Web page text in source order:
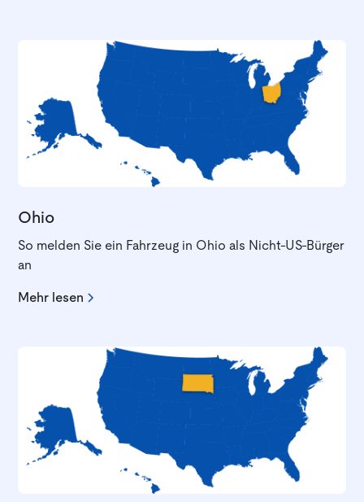
Ohio
So melden Sie ein Fahrzeug in Ohio als Nicht-US-Bürger
an
Mehr lesen